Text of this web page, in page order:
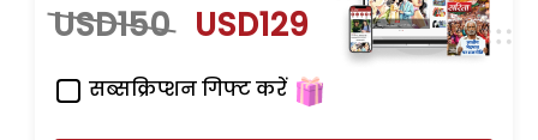
USD150 USD129
सब्सक्रिप्शन गिफ्ट करें